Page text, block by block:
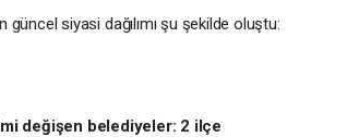
siyasi dağılımı şu şekilde oluştu:
değişen belediyeler: 2 ilçe